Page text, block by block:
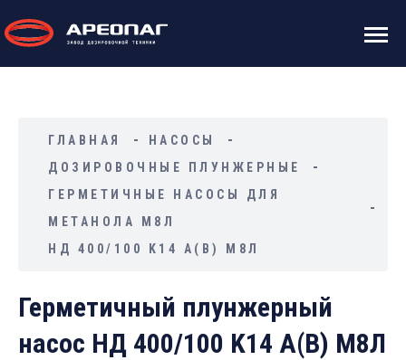
ГЛАВНАЯ
НАСОСЫ
ДОЗИРОВОЧНЫЕ ПЛУНЖЕРНЫЕ
ГЕРМЕТИЧНЫЕ НАСОСЫ ДЛЯ
МЕТАНОЛА М8Л
НД 400/100 K14 А(В) М8Л
Герметичный плунжерный
насос НД 400/100 K14 А(В) М8Л